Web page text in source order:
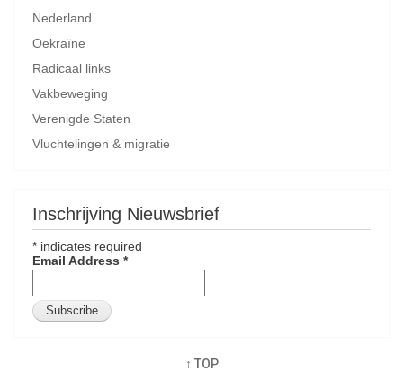
Nederland
Oekraïne
Radicaal links
Vakbeweging
Verenigde Staten
Vluchtelingen & migratie
Inschrijving Nieuwsbrief
* indicates required
Email Address *
↑ TOP